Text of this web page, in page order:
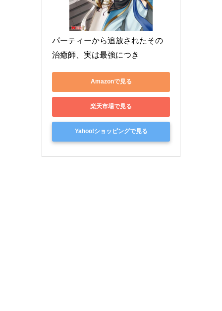
パーティーから追放されたその
治癒師、実は最強につき
Amazonで見る
楽天市場で見る
Yahoo!ショッピングで見る